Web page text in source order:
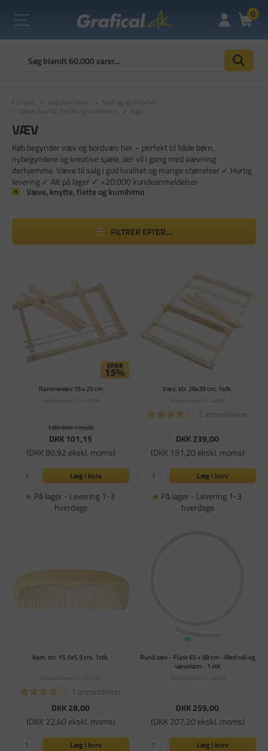
0
Forside Hobbyartikler
Stof og sy tilbehør
Væve, knytte, flette og kumihimo
Væv
VÆV
Køb begynder væv og bordvæv her – perfekt til både børn,
nybegyndere og kreative sjæle, der vil i gang med vævning
derhjemme. Væve til salg i god kvalitet og mange størrelser ✓ Hurtig
levering ✓ Alt på lager ✓ +20.000 kundeanmeldelser
Væve, knytte, flette og kumihimo
FILTRER EFTER...
Rammevæv 19 x 29 cm
Varenummer: CC-42308
FØR DKK 119,00
DKK 101,15
(DKK 80,92 ekskl. moms)
Læg i kurv
På lager - Levering 1-3
hverdage
Væv, str. 28x39 cm, 1stk.
Varenummer: CC-42300
1 anmeldelser
DKK 239,00
(DKK 191,20 ekskl. moms)
Læg i kurv
På lager - Levering 1-3
hverdage
Kam, str. 15,5x5,5 cm, 1stk.
Varenummer: CC-423120
1 anmeldelser
DKK 28,00
(DKK 22,40 ekskl. moms)
Læg i kurv
Rund væv - Plast 65 + 88 cm - Med nål og
vævekam - 1 stk
Varenummer: CC-42200
DKK 259,00
(DKK 207,20 ekskl. moms)
Læg i kurv